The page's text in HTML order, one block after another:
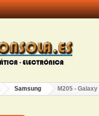
Samsung M205 - Galaxy